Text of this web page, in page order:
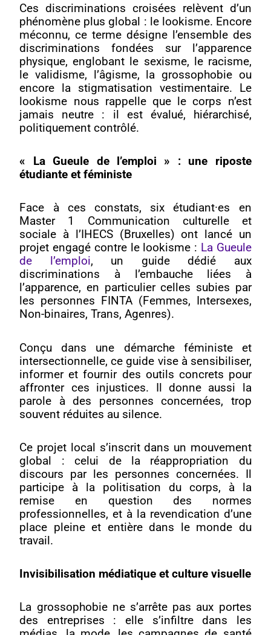
Ces discriminations croisées relèvent d’un
phénomène plus global : le lookisme. Encore
méconnu, ce terme désigne l’ensemble des
discriminations fondées sur l’apparence
physique, englobant le sexisme, le racisme,
le validisme, l’âgisme, la grossophobie ou
encore la stigmatisation vestimentaire. Le
lookisme nous rappelle que le corps n’est
jamais neutre : il est évalué, hiérarchisé,
politiquement contrôlé.
« La Gueule de l’emploi » : une riposte
étudiante et féministe
Face à ces constats, six étudiant·es en
Master 1 Communication culturelle et
sociale à l’IHECS (Bruxelles) ont lancé un
projet engagé contre le lookisme : La Gueule
de l’emploi, un guide dédié aux
discriminations à l’embauche liées à
l’apparence, en particulier celles subies par
les personnes FINTA (Femmes, Intersexes,
Non-binaires, Trans, Agenres).
Conçu dans une démarche féministe et
intersectionnelle, ce guide vise à sensibiliser,
informer et fournir des outils concrets pour
affronter ces injustices. Il donne aussi la
parole à des personnes concernées, trop
souvent réduites au silence.
Ce projet local s’inscrit dans un mouvement
global : celui de la réappropriation du
discours par les personnes concernées. Il
participe à la politisation du corps, à la
remise en question des normes
professionnelles, et à la revendication d’une
place pleine et entière dans le monde du
travail.
Invisibilisation médiatique et culture visuelle
La grossophobie ne s’arrête pas aux portes
des entreprises : elle s’infiltre dans les